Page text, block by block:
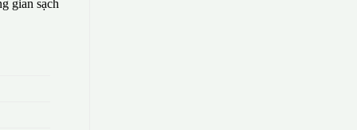
gian sạch